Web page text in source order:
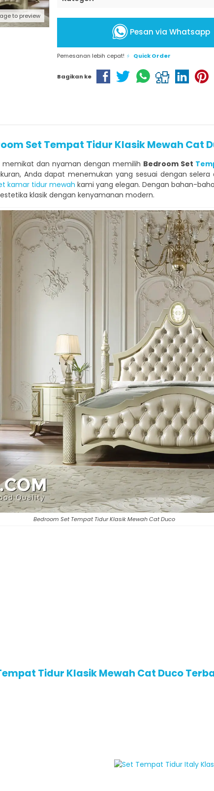
to preview
Pesan via Whatsapp
Pemesanan lebih cepat! Quick Order
Bagikan ke
Set Tempat Tidur Klasik Mewah Cat
dan nyaman dengan memilih Bedroom Set
Anda dapat menemukan yang sesuai dengan
kamar tidur mewah kami yang elegan. Dengan bahan-
klasik dengan kenyamanan modern.
Bedroom Set Tempat Tidur Klasik Mewah Cat Duco
Tidur Klasik Mewah Cat Duco